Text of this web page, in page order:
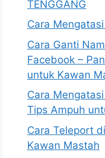
TENGGANG
Cara
Cara Ganti
Facebook –
untuk Kawan
Cara
Tips Ampuh
Cara Teleport
Kawan Mastah